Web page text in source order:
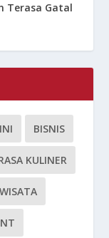
Terasa Gatal
BISNIS
KULINER